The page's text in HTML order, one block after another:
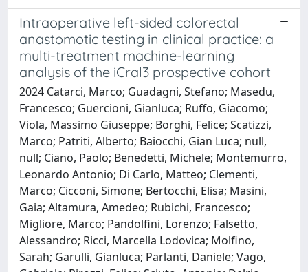
Intraoperative left-sided colorectal
anastomotic testing in clinical practice: a
multi-treatment machine-learning
analysis of the iCral3 prospective cohort
2024 Catarci, Marco; Guadagni, Stefano; Masedu,
Francesco; Guercioni, Gianluca; Ruffo, Giacomo;
Viola, Massimo Giuseppe; Borghi, Felice; Scatizzi,
Marco; Patriti, Alberto; Baiocchi, Gian Luca; null,
null; Ciano, Paolo; Benedetti, Michele; Montemurro,
Leonardo Antonio; Di Carlo, Matteo; Clementi,
Marco; Cicconi, Simone; Bertocchi, Elisa; Masini,
Gaia; Altamura, Amedeo; Rubichi, Francesco;
Migliore, Marco; Pandolfini, Lorenzo; Falsetto,
Alessandro; Ricci, Marcella Lodovica; Molfino,
Sarah; Garulli, Gianluca; Parlanti, Daniele; Vago,